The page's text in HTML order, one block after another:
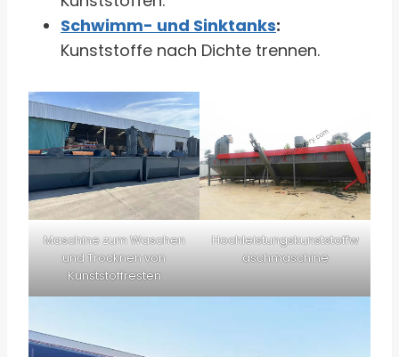
Schwimm- und Sinktanks:
Kunststoffe nach Dichte trennen.
Maschine zum Waschen
und Trocknen von
Kunststoffresten
Hochleistungskunststoffw
aschmaschine